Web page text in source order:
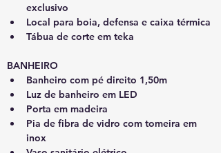
exclusivo
Local para boia, defensa e caixa térmica
Tábua de corte em teka
BANHEIRO
Banheiro com pé direito 1,50m
Luz de banheiro em LED
Porta em madeira
Pia de fibra de vidro com tomeira em
inox